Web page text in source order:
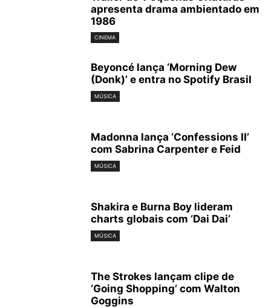
apresenta drama ambientado em
1986
CINEMA
Beyoncé lança ‘Morning Dew
(Donk)’ e entra no Spotify Brasil
MÚSICA
Madonna lança ‘Confessions II’
com Sabrina Carpenter e Feid
MÚSICA
Shakira e Burna Boy lideram
charts globais com ‘Dai Dai’
MÚSICA
The Strokes lançam clipe de
‘Going Shopping’ com Walton
Goggins